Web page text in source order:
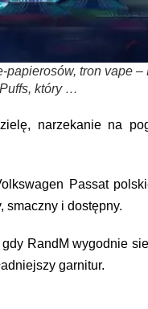
tron vape
który …
narzekanie na
Passat
smaczny i dostępny.
RandM wygodnie
garnitur.